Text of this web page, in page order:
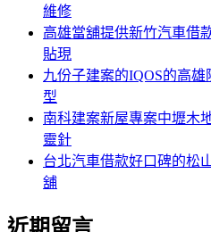
維修
高雄當舖提供新竹汽車借
貼現
九份子建案的IQOS的高
型
南科建案新屋專案中壢木
靈針
台北汽車借款好口碑的松
舖
近期留言